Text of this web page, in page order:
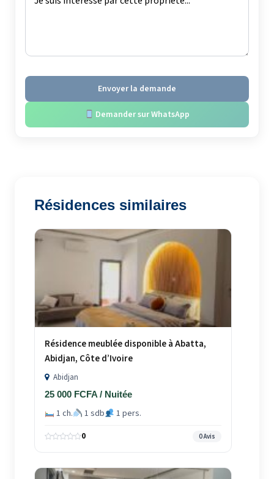
Envoyer la demande
Demander sur WhatsApp
Résidences similaires
Résidence meublée disponible à Abatta,
Abidjan, Côte d’Ivoire
Abidjan
25 000 FCFA / Nuitée
1 ch. 1 sdb 1 pers.
0 0 Avis